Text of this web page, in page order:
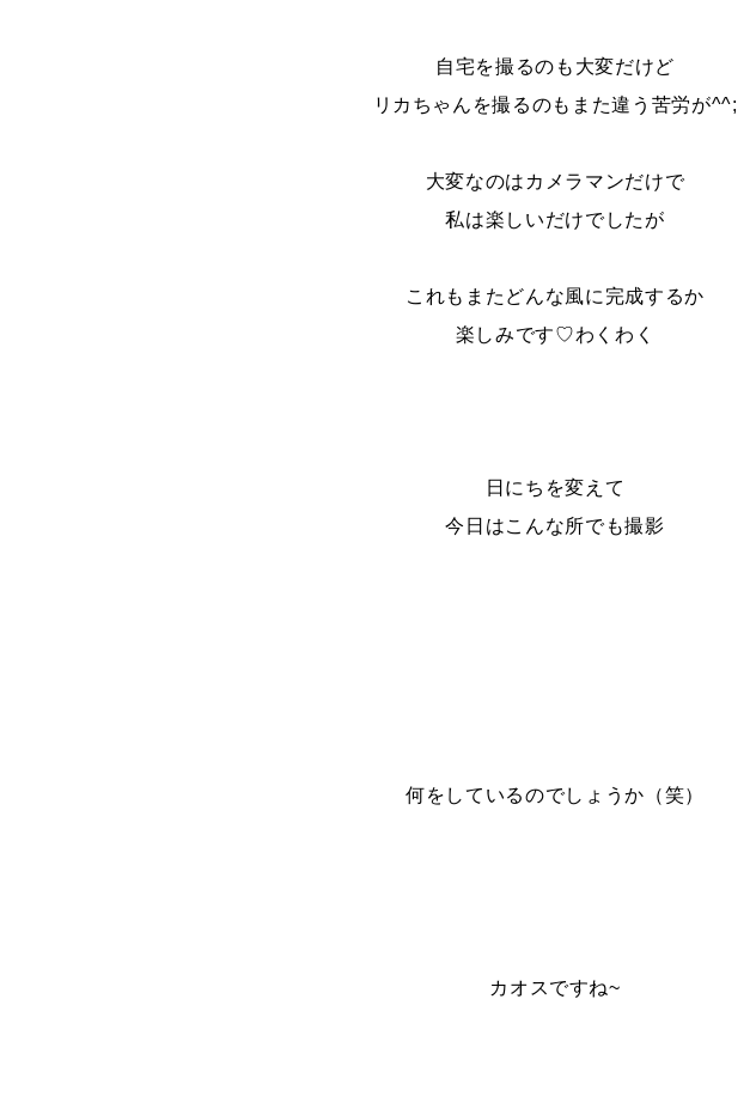
自宅を撮るのも大変だけど
リカちゃんを撮るのもまた違う苦労が^^;
大変なのはカメラマンだけで
私は楽しいだけでしたが
これもまたどんな風に完成するか
楽しみです♡わくわく
日にちを変えて
今日はこんな所でも撮影
何をしているのでしょうか（笑）
カオスですね~